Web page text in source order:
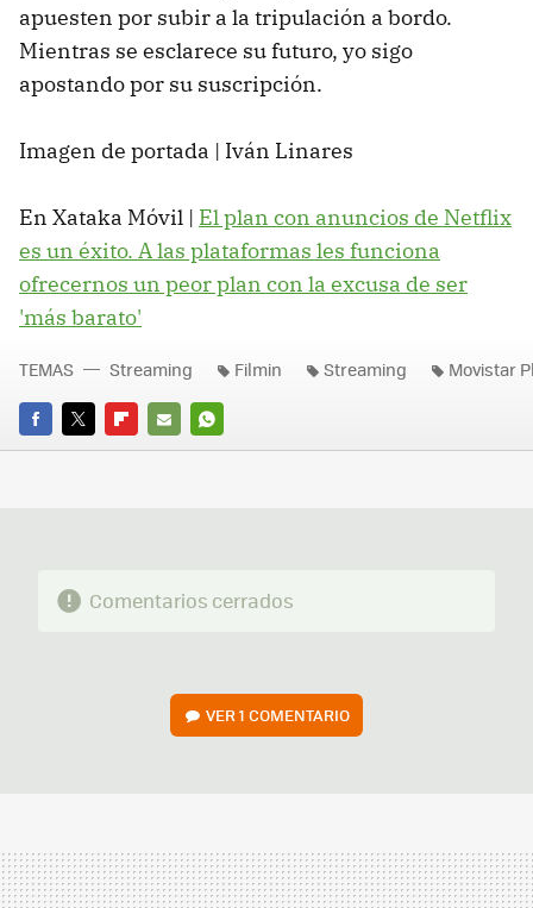
apuesten por subir a la tripulación a bordo.
Mientras se esclarece su futuro, yo sigo
apostando por su suscripción.
Imagen de portada | Iván Linares
En Xataka Móvil | El plan con anuncios de Netflix
es un éxito. A las plataformas les funciona
ofrecernos un peor plan con la excusa de ser
'más barato'
FACEBOOK
TWITTERFLIPBOARD
E-
WHATSAPP
TEMAS Streaming Filmin Streaming Movistar
Comentarios cerrados
VER1 COMENTARIO